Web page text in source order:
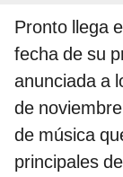
Pronto llega
fecha de su
anunciada a
de
de música
principales